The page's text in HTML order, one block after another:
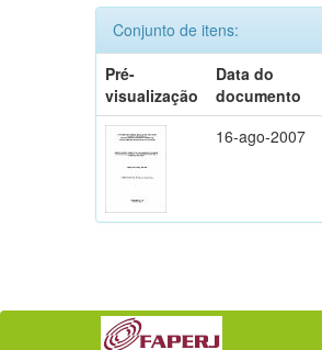
Conjunto de itens:
Pré-
visualização
Data do
documento
16-ago-2007